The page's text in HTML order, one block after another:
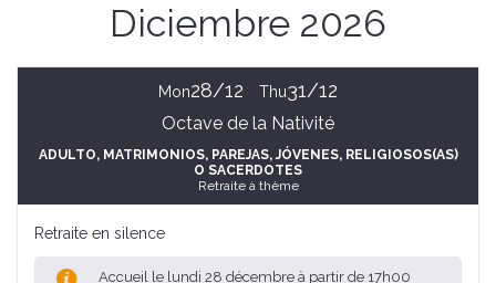
Diciembre 2026
Mon28/12 Thu31/12
Octave de la Nativité
ADULTO, MATRIMONIOS, PAREJAS, JÓVENES, RELIGIOSOS(AS)
O SACERDOTES
Retraite à thème
Retraite en silence
Accueil le lundi 28 décembre à partir de 17h00